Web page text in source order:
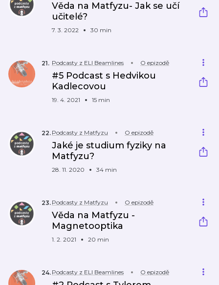
Věda na Matfyzu- Jak se učí
učitelé?
7. 3. 2022 30 min
21. Podcasty z ELI Beamlines O epizodě
#5 Podcast s Hedvikou
Kadlecovou
19. 4. 2021 15 min
22. Podcasty z Matfyzu O epizodě
Jaké je studium fyziky na
Matfyzu?
28. 11. 2020 34 min
23. Podcasty z Matfyzu O epizodě
Věda na Matfyzu -
Magnetooptika
1. 2. 2021 20 min
24. Podcasty z ELI Beamlines O epizodě